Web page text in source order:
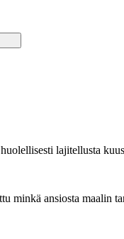
lajitellusta
minkä ansiosta maalin